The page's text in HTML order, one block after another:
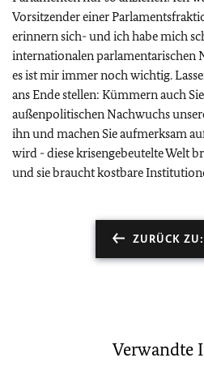
Vorsitzender einer
erinnern sich- und ich habe mich
internationalen parlamentarischen
es ist mir immer noch wichtig.
ans Ende stellen: Kümmern auch
außenpolitischen Nachwuchs
ihn und machen Sie aufmerksam
wird - diese krisengebeutelte Welt
und sie braucht kostbare
ZURÜCK
Verwandte